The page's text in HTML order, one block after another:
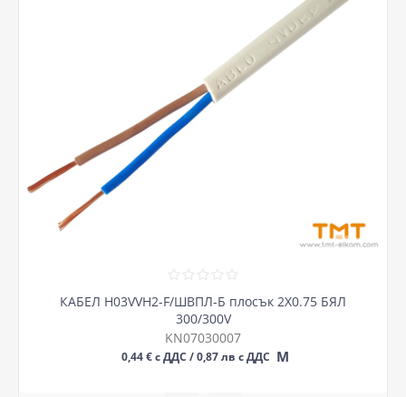
КАБЕЛ H03VVH2-F/ШВПЛ-Б плосък 2Х0.75 БЯЛ
300/300V
KN07030007
0,44 € с ДДС / 0,87 лв с ДДС М